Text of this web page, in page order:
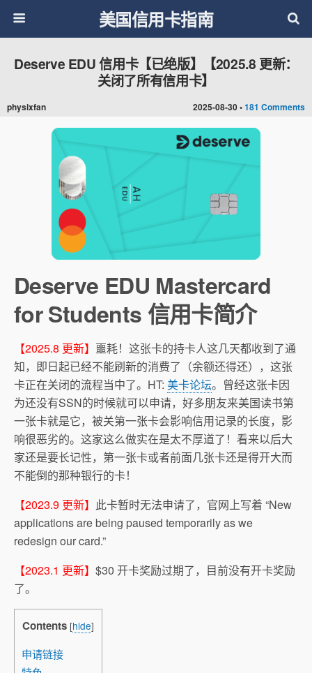
美国信用卡指南
2025-08-30 •181 Comments
Deserve EDU 信用卡【已绝版】【2025.8 更新：
关闭了所有信用卡】
physixfan
Deserve EDU Mastercard
for Students 信用卡简介
【2025.8 更新】 噩耗！这张卡的持卡人这几天都收到了通
知，即日起已经不能刷新的消费了（余额还得还），这张
卡正在关闭的流程当中了。HT: 美卡论坛。曾经这张卡因
为还没有SSN的时候就可以申请，好多朋友来美国读书第
一张卡就是它，被关第一张卡会影响信用记录的长度，影
响很恶劣的。这家这么做实在是太不厚道了！看来以后大
家还是要长记性，第一张卡或者前面几张卡还是得开大而
不能倒的那种银行的卡！
【2023.9 更新】 此卡暂时无法申请了，官网上写着 “New
applications are being paused temporarily as we
redesign our card.”
【2023.1 更新】 $30 开卡奖励过期了，目前没有开卡奖励
了。
Contents [hide]
申请链接